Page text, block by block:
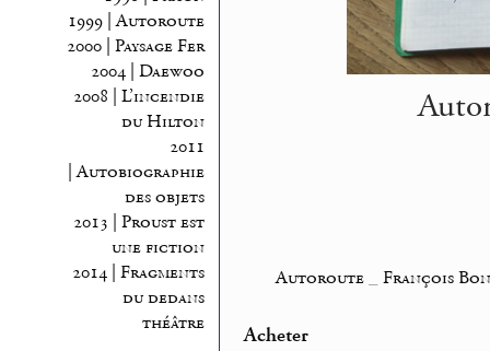
1999 | Autoroute
2000 | Paysage Fer
2004 | Daewoo
2008 | L’incendie
du Hilton
2011
| Autobiographie
des objets
2013 | Proust est
une fiction
2014 | Fragments
du dedans
théâtre
Autoroute_ François
Acheter